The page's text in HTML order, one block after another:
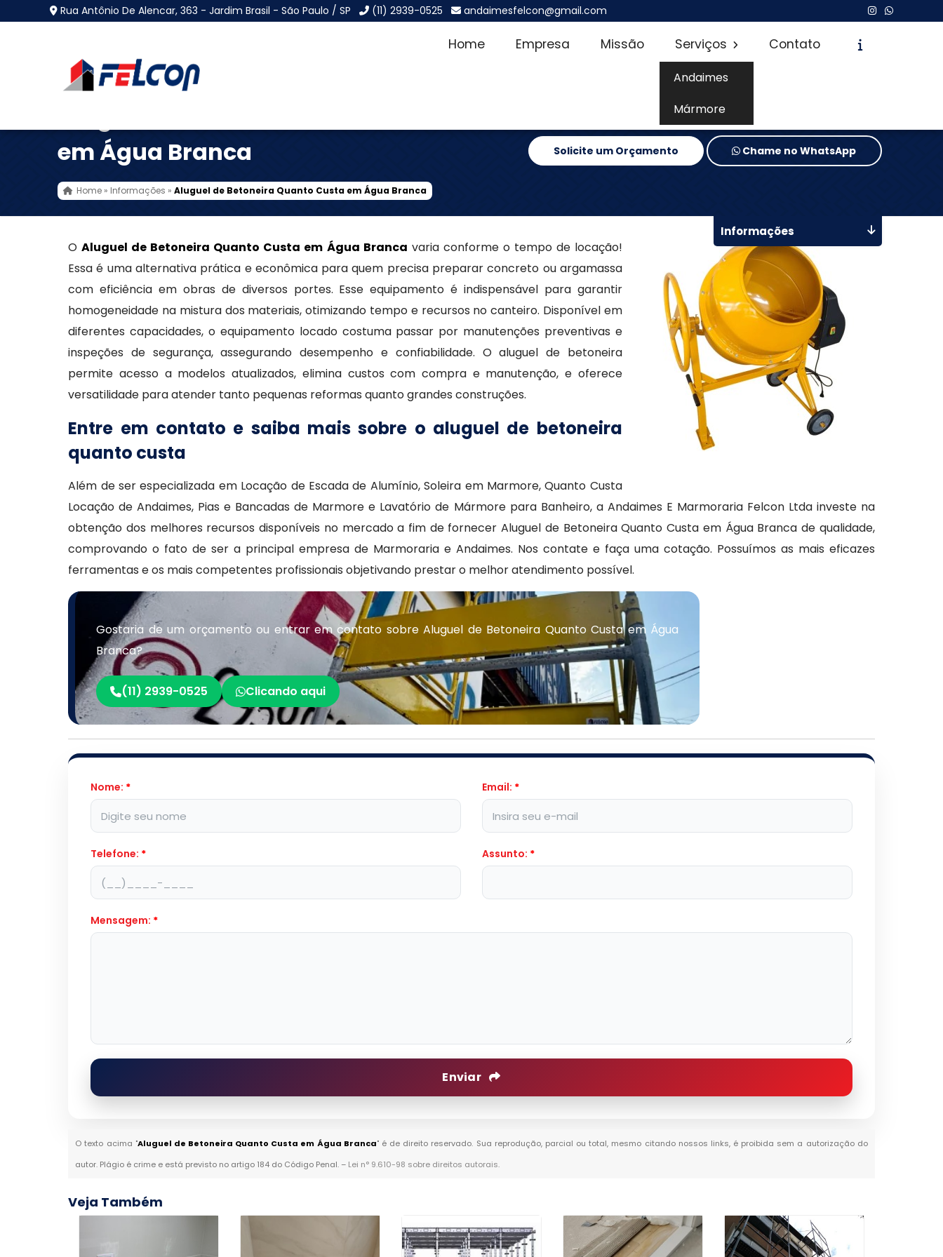
Rua Antônio De Alencar, 363 - Jardim Brasil - São Paulo / SP (11) 2939-0525 andaimesfelcon@gmail.com
Home Empresa Missão Serviços
Andaimes
Mármore
Contato
em Água Branca
Home » Informações »Aluguel de Betoneira Quanto Custa em Água Branca
Solicite um Orçamento Chame no WhatsApp
OAluguel de Betoneira Quanto Custa em Água Branca varia conforme o tempo de locação!
Essa é uma alternativa prática e econômica para quem precisa preparar concreto ou argamassa
com eficiência em obras de diversos portes. Esse equipamento é indispensável para garantir
homogeneidade na mistura dos materiais, otimizando tempo e recursos no canteiro. Disponível em
diferentes capacidades, o equipamento locado costuma passar por manutenções preventivas e
inspeções de segurança, assegurando desempenho e confiabilidade. O aluguel de betoneira
permite acesso a modelos atualizados, elimina custos com compra e manutenção, e oferece
versatilidade para atender tanto pequenas reformas quanto grandes construções.
Entre em contato e saiba mais sobre o aluguel de betoneira
quanto custa
Além de ser especializada em Locação de Escada de Alumínio, Soleira em Marmore, Quanto Custa
Locação de Andaimes, Pias e Bancadas de Marmore e Lavatório de Mármore para Banheiro, a Andaimes E Marmoraria Felcon Ltda investe na
obtenção dos melhores recursos disponíveis no mercado a fim de fornecer Aluguel de Betoneira Quanto Custa em Água Branca de qualidade,
comprovando o fato de ser a principal empresa de Marmoraria e Andaimes. Nos contate e faça uma cotação. Possuímos as mais eficazes
ferramentas e os mais competentes profissionais objetivando prestar o melhor atendimento possível.
Gostaria de um orçamento ou entrar em contato sobre Aluguel de Betoneira Quanto Custa em Água
Branca?
(11) 2939-0525 Clicando aqui
Nome: * Email: *
Telefone: * Assunto: *
Mensagem: *
Enviar
O texto acima "Aluguel de Betoneira Quanto Custa em Água Branca" é de direito reservado. Sua reprodução, parcial ou total, mesmo citando nossos links, é proibida sem a autorização do
autor. Plágio é crime e está previsto no artigo 184 do Código Penal. – Lei n° 9.610-98 sobre direitos autorais.
Informações
Veja Também